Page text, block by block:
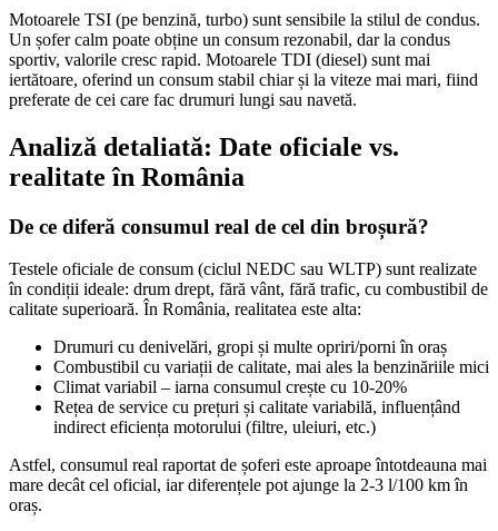
Motoarele TSI (pe benzină, turbo) sunt sensibile la stilul de condus.
Un șofer calm poate obține un consum rezonabil, dar la condus
sportiv, valorile cresc rapid. Motoarele TDI (diesel) sunt mai
iertătoare, oferind un consum stabil chiar și la viteze mai mari, fiind
preferate de cei care fac drumuri lungi sau navetă.
Analiză detaliată: Date oficiale vs.
realitate în România
De ce diferă consumul real de cel din broșură?
Testele oficiale de consum (ciclul NEDC sau WLTP) sunt realizate
în condiții ideale: drum drept, fără vânt, fără trafic, cu combustibil de
calitate superioară. În România, realitatea este alta:
Drumuri cu denivelări, gropi și multe opriri/porni în oraș
Combustibil cu variații de calitate, mai ales la benzinăriile mici
Climat variabil – iarna consumul crește cu 10-20%
Rețea de service cu prețuri și calitate variabilă, influențând
indirect eficiența motorului (filtre, uleiuri, etc.)
Astfel, consumul real raportat de șoferi este aproape întotdeauna mai
mare decât cel oficial, iar diferențele pot ajunge la 2-3 l/100 km în
oraș.